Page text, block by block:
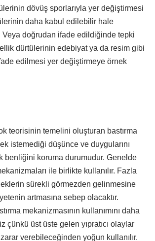
dövüş sporlarıyla yer değiştirmesi
daha kabul edilebilir hale
doğrudan ifade edildiğinde tepki
dürtülerinin edebiyat ya da resim gibi
edilmesi yer değiştirmeye örnek
teorisinin temelini oluşturan bastırma
istemediği düşünce ve duygularını
benliğini koruma durumudur. Genelde
ile birlikte kullanılır. Fazla
sürekli görmezden gelinmesine
artmasına sebep olacaktır.
mekanizmasının kullanımını daha
çünkü üst üste gelen yıpratıcı olaylar
verebileceğinden yoğun kullanılır.